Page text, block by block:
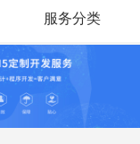
服务分类